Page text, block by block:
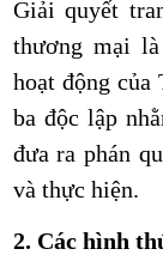
Giải quyết
thương mại
hoạt động
ba độc lập
đưa ra phán
và thực hiện.
2. Các hình